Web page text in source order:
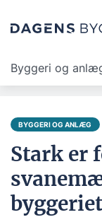
Byggeri og
BYGGERI OG ANLÆG
Stark er
byggeriet